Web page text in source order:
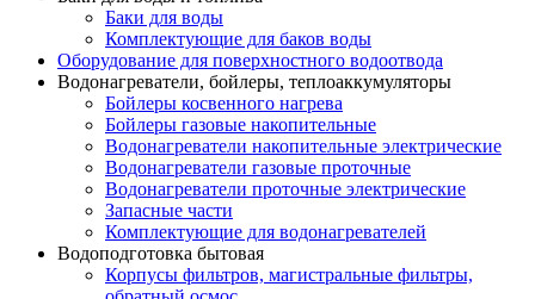
Баки для воды
Комплектующие для баков воды
Оборудование для поверхностного водоотвода
Водонагреватели, бойлеры, теплоаккумуляторы
Бойлеры косвенного нагрева
Бойлеры газовые накопительные
Водонагреватели накопительные электрические
Водонагреватели газовые проточные
Водонагреватели проточные электрические
Запасные части
Комплектующие для водонагревателей
Водоподготовка бытовая
Корпусы фильтров, магистральные фильтры,